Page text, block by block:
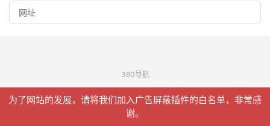
360导航
© 2026信聚合 网站地图
请求次数：26 次，加载用时：0.144 秒，内存占用：9.99 MB
为了网站的发展，请将我们加入广告屏蔽插件的白名单，非常感
谢。